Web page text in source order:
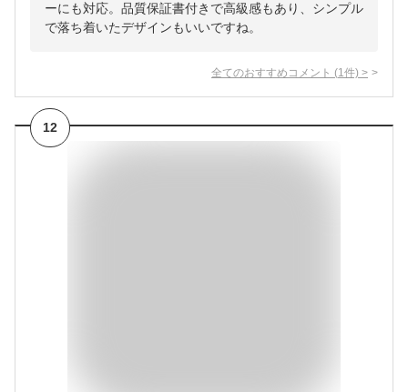
ーにも対応。品質保証書付きで高級感もあり、シンプル
で落ち着いたデザインもいいですね。
全てのおすすめコメント (1 件) >
12